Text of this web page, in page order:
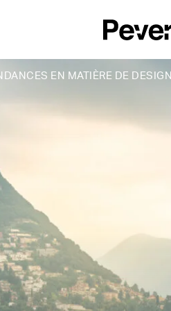
EN MATIÈRE DE DESIGN